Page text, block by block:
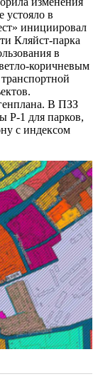
устояло в
инициировал
Кляйст-парка
в
коричневым
В ПЗЗ
Р-1 для парков,
с индексом